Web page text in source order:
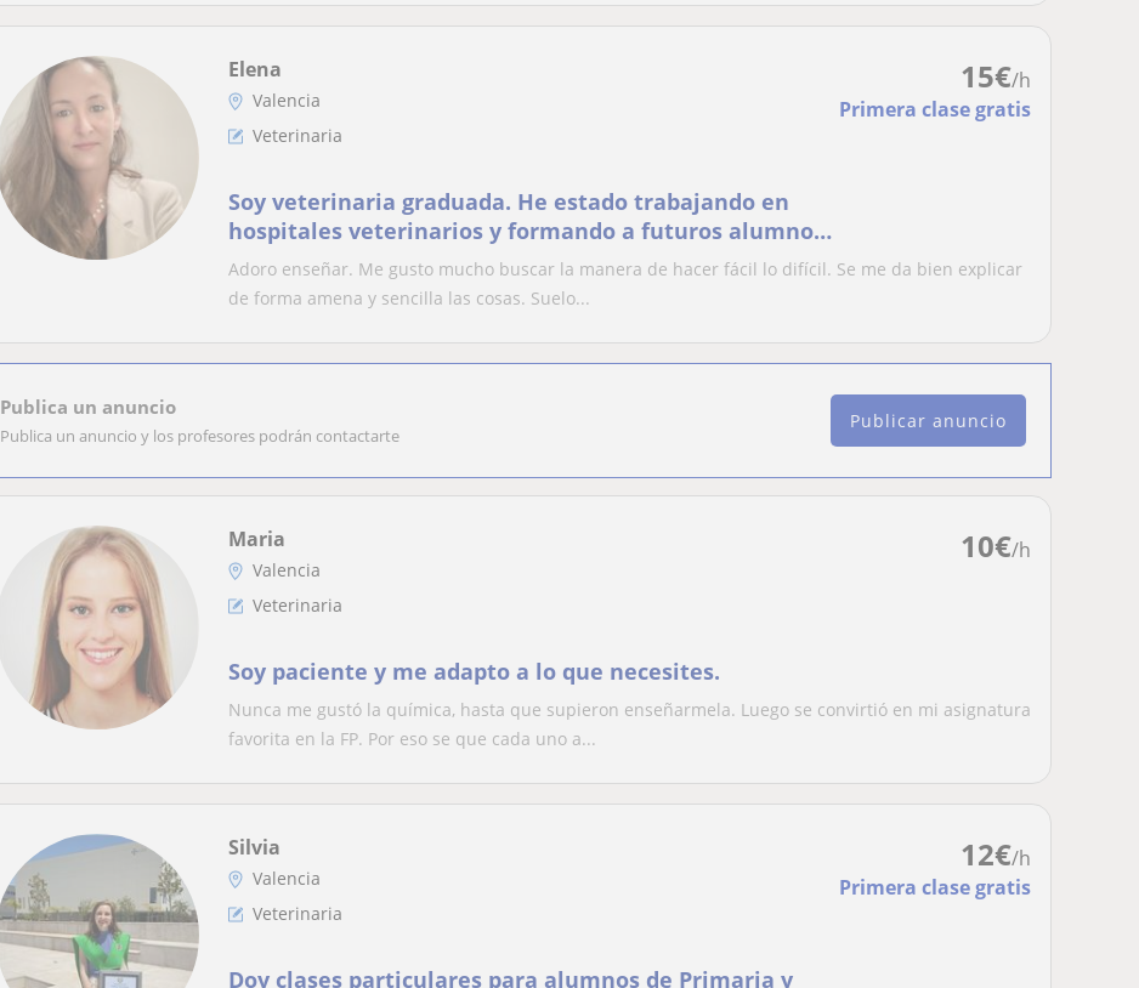
15€/h
Primera clase gratis
Elena
Valencia
Veterinaria
Soy veterinaria graduada. He estado trabajando en
hospitales veterinarios y formando a futuros alumnos
y recién graduados
Adoro enseñar. Me gusto mucho buscar la manera de hacer fácil lo difícil. Se me da bien explicar
de forma amena y sencilla las cosas. Suelo...
Publica un anuncio
Publica un anuncio y los profesores podrán contactarte
Publicar anuncio
10€/h
Maria
Valencia
Veterinaria
Soy paciente y me adapto a lo que necesites.
Nunca me gustó la química, hasta que supieron enseñarmela. Luego se convirtió en mi asignatura
favorita en la FP. Por eso se que cada uno a...
12€/h
Primera clase gratis
Silvia
Valencia
Veterinaria
Doy clases particulares para alumnos de Primaria y